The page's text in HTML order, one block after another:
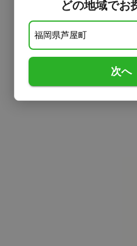
どの地域でお
次へ